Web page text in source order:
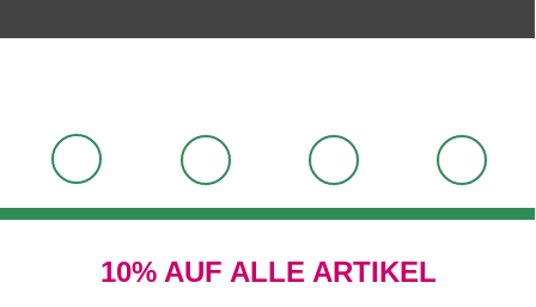
10% AUF ALLE ARTIKEL